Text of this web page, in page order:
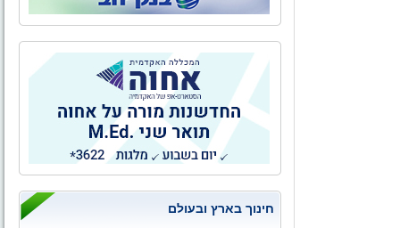
חינוך בארץ ובעולם